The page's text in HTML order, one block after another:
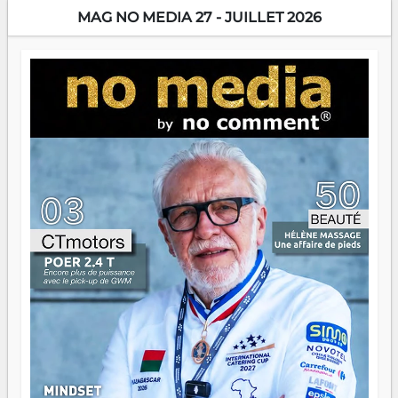
encore meilleures. Aina Rasamoelina vient de décrocher le
Prix RFI Instrumental Afrique. Miangaly Elia rafle le Prix
jeunes qui tiennent la torche. Alors oui, on pourrait
s'arrêter là, applaudir et rentrer chez soi satisfait. Mais ce
serait passer à côté d'une chose essentielle. La fougue, ça
brûle fort — et parfois, ça brûle vite. Une flamme sans
direction peut éclairer autant qu'elle peut consumer. C'est
là que les aînés entrent en scène — pas pour reprendre le
gouvernail, mais pour montrer où sont les récifs. Les jeunes
ont la force, les vieux ont l'expérience, comme on dit. Ce
n'est pas un combat de générations — c'est une question
d'équipage. Partagez vos réussites, mais aussi vos échecs.
Surtout vos échecs, d'ailleurs — ils enseignent mieux que
n'importe quel manuel. À Madagascar, la barque avance.
Il faut juste s'assurer que tout le monde rame dans le
même sens.
MAG NO MEDIA 27 - JUILLET 2026